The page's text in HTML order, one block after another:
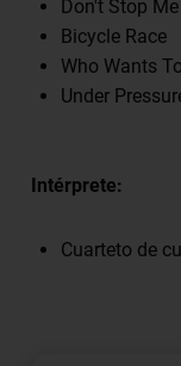
Don't Stop
Bicycle Race
Who Wants
Under
Intérprete:
Cuarteto de